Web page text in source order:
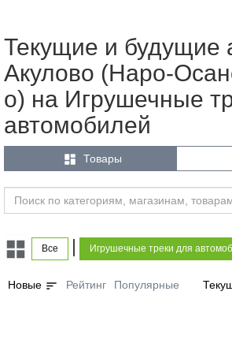
Текущие и будущие
Акулово (Наро-
о) на Игрушечные
автомобилей
 Товары
Все Игрушечные треки для
Новые sort Рейтинг Популярные